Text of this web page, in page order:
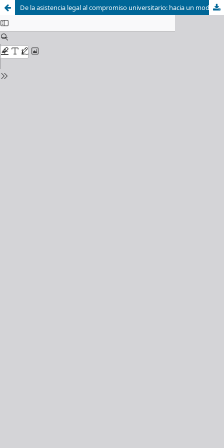
De la asistencia legal al compromiso universitario: hacia un modelo curricular de clínicas jurídicas